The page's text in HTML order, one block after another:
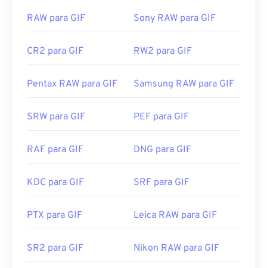
RAW para GIF Sony RAW para GIF
CR2 para GIF RW2 para GIF
Pentax RAW para GIF Samsung RAW para GIF
SRW para GIF PEF para GIF
RAF para GIF DNG para GIF
KDC para GIF SRF para GIF
PTX para GIF Leica RAW para GIF
SR2 para GIF Nikon RAW para GIF